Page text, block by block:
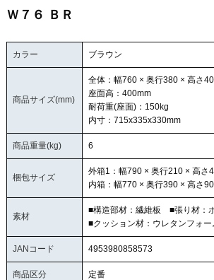
Ｗ７６ ＢＲ
カラー ブラウン
商品サイズ(mm)
全体：幅760 × 奥行380 × 高さ
座面高：400mm
耐荷重(座面)：150kg
内寸：715x335x330mm
商品重量(kg) 6
梱包サイズ
外箱1：幅790 × 奥行210 × 高さ
内箱：幅770 × 奥行390 × 高さ
素材
■構造部材：繊維板 ■張り材：
■クッション材：ウレタンフォー
JANコード 4953980858573
商品区分 定番